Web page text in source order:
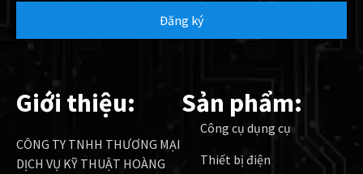
Đăng ký
Giới thiệu:
CÔNG TY TNHH THƯƠNG MẠI
DỊCH VỤ KỸ THUẬT HOÀNG
Sản phẩm:
Công cụ dụng cụ
Thiết bị điện